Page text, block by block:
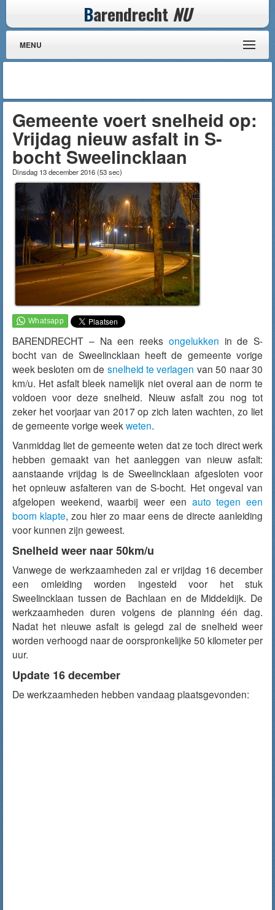
Barendrecht NU
MENU
Gemeente voert snelheid op:
Vrijdag nieuw asfalt in S-
bocht Sweelincklaan
Dinsdag 13 december 2016(53 sec)
BARENDRECHT – Na een reeks ongelukken in de S-
bocht van de Sweelincklaan heeft de gemeente vorige
week besloten om de snelheid te verlagen van 50 naar 30
km/u. Het asfalt bleek namelijk niet overal aan de norm te
voldoen voor deze snelheid. Nieuw asfalt zou nog tot
zeker het voorjaar van 2017 op zich laten wachten, zo liet
de gemeente vorige week weten.
Vanmiddag liet de gemeente weten dat ze toch direct werk
hebben gemaakt van het aanleggen van nieuw asfalt:
aanstaande vrijdag is de Sweelincklaan afgesloten voor
het opnieuw asfalteren van de S-bocht. Het ongeval van
afgelopen weekend, waarbij weer een auto tegen een
boom klapte, zou hier zo maar eens de directe aanleiding
voor kunnen zijn geweest.
Snelheid weer naar 50km/u
Vanwege de werkzaamheden zal er vrijdag 16 december
een omleiding worden ingesteld voor het stuk
Sweelincklaan tussen de Bachlaan en de Middeldijk. De
werkzaamheden duren volgens de planning één dag.
Nadat het nieuwe asfalt is gelegd zal de snelheid weer
worden verhoogd naar de oorspronkelijke 50 kilometer per
uur.
Update 16 december
De werkzaamheden hebben vandaag plaatsgevonden: